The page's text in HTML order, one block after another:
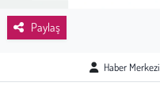
Paylaş
Haber Merkezi
Spor